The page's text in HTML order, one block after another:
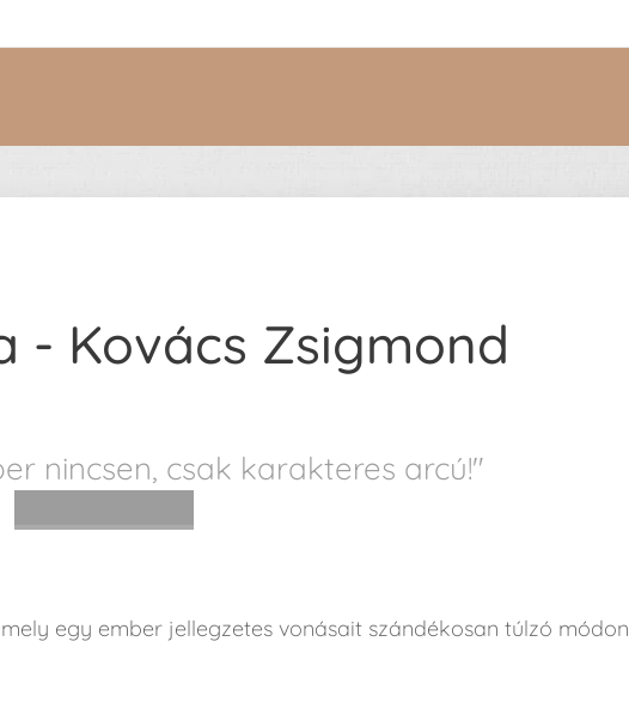
- Kovács Zsigmond
nincsen, csak karakteres arcú!"
egy ember jellegzetes vonásait szándékosan túlzó módon,